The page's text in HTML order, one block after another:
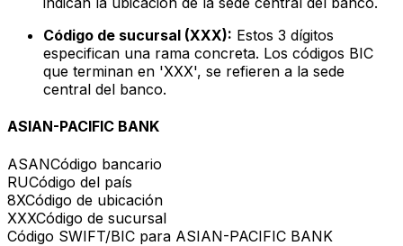
Código de sucursal (XXX): Estos 3 dígitos
especifican una rama concreta. Los códigos BIC
que terminan en 'XXX', se refieren a la sede
central del banco.
ASIAN-PACIFIC BANK
ASANCódigo bancario
RUCódigo del país
8XCódigo de ubicación
XXXCódigo de sucursal
Código SWIFT/BIC para ASIAN-PACIFIC BANK